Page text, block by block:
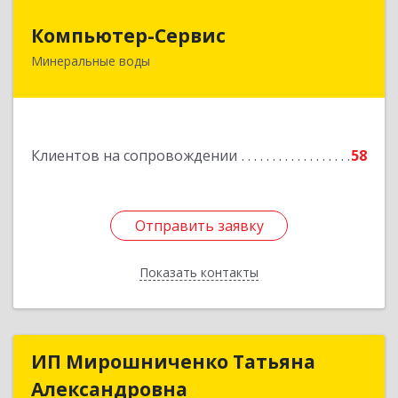
Компьютер-Сервис
Минеральные воды
Клиентов на сопровождении 58
Отправить заявку
Показать контакты
357202, Ставропольский край, Минеральные
Отправить заявку
Назад
ИП Мирошниченко Татьяна
Александровна
ИП Мирошниченко Татьяна